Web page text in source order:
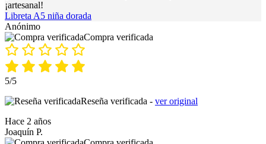
Libreta A5 niña dorada
Anónimo
Compra verificada
5/5
Reseña verificada - ver original
Hace 2 años
Joaquín P.